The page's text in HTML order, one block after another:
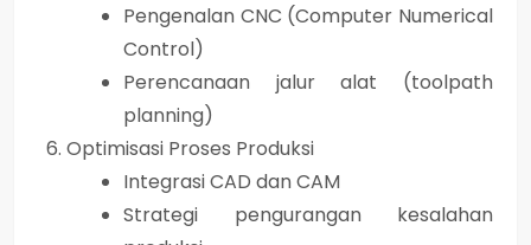
Pengenalan CNC (Computer Numerical
Control)
Perencanaan jalur alat (toolpath
planning)
Optimisasi Proses Produksi
Integrasi CAD dan CAM
Strategi pengurangan kesalahan